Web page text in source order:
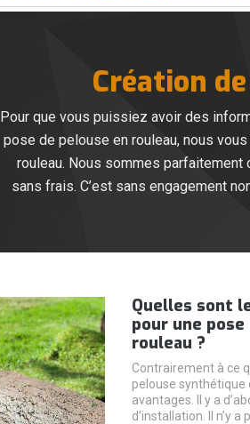
Création
Pour que vous puissiez avoir des
pose de pelouse en rouleau, nous
rouleau. Nous sommes
sans frais. C’est sans engagement
Quelles sont
pour une
rouleau ?
Contrairement à ce
pelouse
avantages. Il y a
d’installation. Il n’y